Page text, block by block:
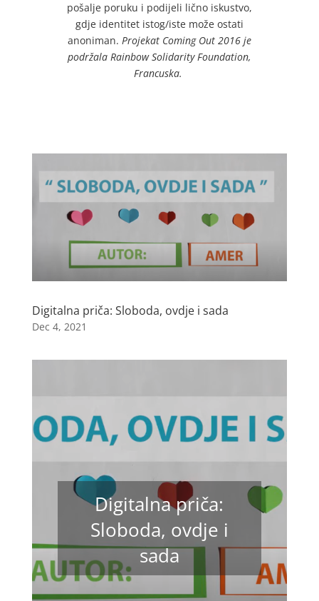
pošalje poruku i podijeli lično iskustvo,
gdje identitet istog/iste može ostati
anoniman. Projekat Coming Out 2016 je
podržala Rainbow Solidarity Foundation,
Francuska.
Digitalna priča: Sloboda, ovdje i sada
Dec 4, 2021
Digitalna priča:
Sloboda, ovdje i
sada